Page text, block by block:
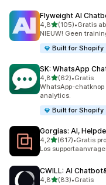
Flyweight AI
4,8van 5 sterren
(105)
105 recensies in
•Gratis
NIEUW! Geen
Built for Shopify
SK: WhatsApp
4,8van 5 sterren
(62)
62 recensies in totaal
•Gratis
WhatsApp-
analytics.
Built for Shopify
Gorgias: AI,
4,2van 5 sterren
(617)
617 recensies in
•Gratis
Los
CWILL: AI
4,8van 5 sterren
(83)
83 recensies in totaal
•Gratis